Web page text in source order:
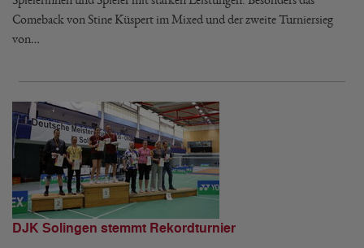
Comeback von Stine Küspert im Mixed und der zweite Turniersieg
von…
DJK Solingen stemmt Rekordturnier